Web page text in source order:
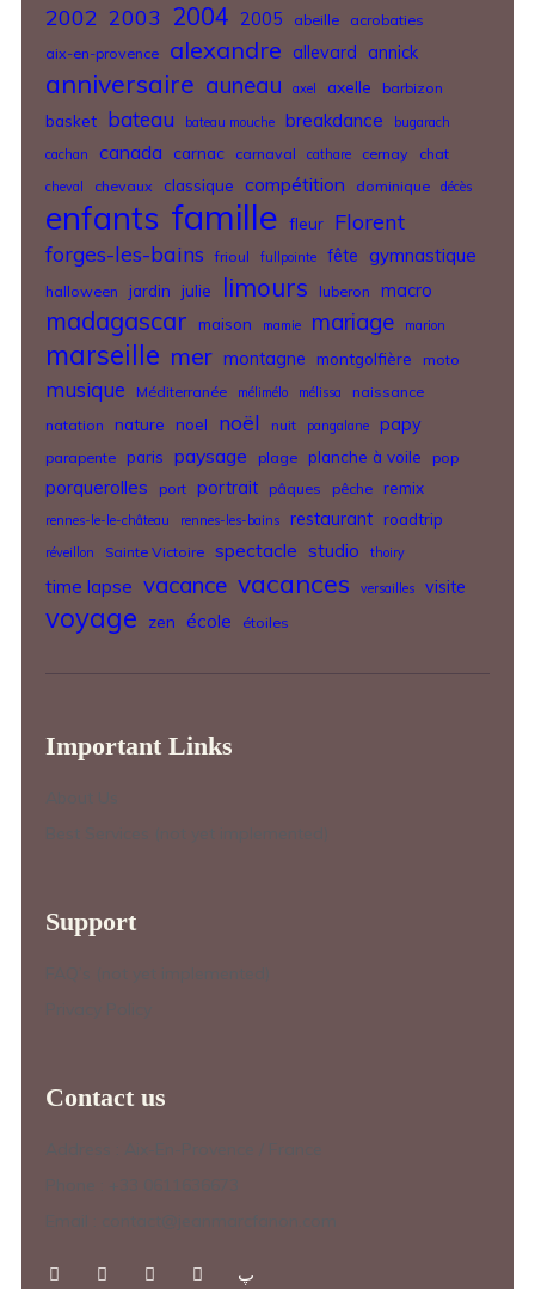
2002 2003 2004 2005 abeille
acrobaties
aix-en-provence
alexandre allevard annick
anniversaire auneau axel axelle barbizon
basket bateau bateau mouche breakdance
bugarach
cachan
canada carnac carnaval cathare cernay chat
cheval chevaux classique compétition dominique décès
enfants famille fleur Florent
forges-les-bains frioul fullpointe fête gymnastique
halloween jardin julie limours luberon macro
madagascar maison mamie mariage marion
marseille mer montagne montgolfière moto
musique Méditerranée mélimélo mélissa
naissance
natation
nature noel noël nuit pangalane papy
parapente paris paysage plage planche à voile pop
porquerolles port portrait pâques pêche remix
rennes-le-le-château rennes-les-bains restaurant roadtrip
réveillon Sainte Victoire spectacle studio thoiry
time lapse vacance vacances versailles visite
voyage zen école étoiles
Important Links
Support
Contact us